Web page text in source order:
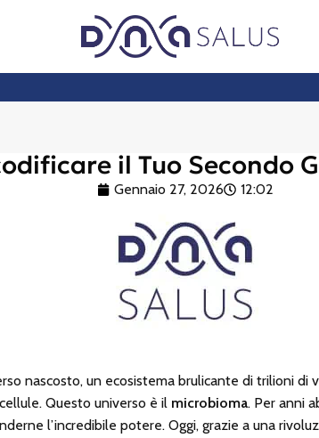
il Tuo Secondo
Gennaio 27, 2026 12:02
nascosto, un ecosistema brulicante di trilioni di
Questo universo è il microbioma. Per anni
l’incredibile potere. Oggi, grazie a una